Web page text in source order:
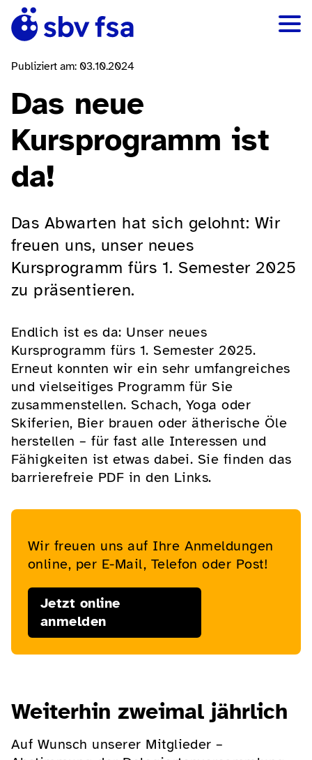
Publiziert am: 03.10.2024
Das neue
Kursprogramm ist
da!
Das Abwarten hat sich gelohnt: Wir
freuen uns, unser neues
Kursprogramm fürs 1. Semester 2025
zu präsentieren.
Endlich ist es da: Unser neues
Kursprogramm fürs 1. Semester 2025.
Erneut konnten wir ein sehr umfangreiches
und vielseitiges Programm für Sie
zusammenstellen. Schach, Yoga oder
Skiferien, Bier brauen oder ätherische Öle
herstellen – für fast alle Interessen und
Fähigkeiten ist etwas dabei. Sie finden das
barrierefreie PDF in den Links.
Wir freuen uns auf Ihre Anmeldungen
online, per E-Mail, Telefon oder Post!
Jetzt online
anmelden
Weiterhin zweimal jährlich
Auf Wunsch unserer Mitglieder –